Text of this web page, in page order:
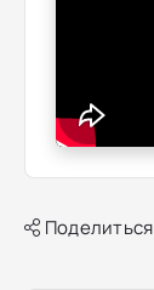
Поделиться